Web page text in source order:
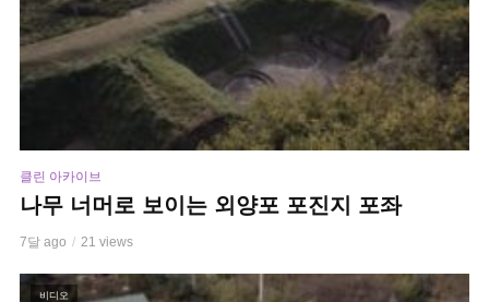
클린 아카이브
나무 너머로 보이는 외양포 포진지 포좌
7달 ago 21 views
비디오